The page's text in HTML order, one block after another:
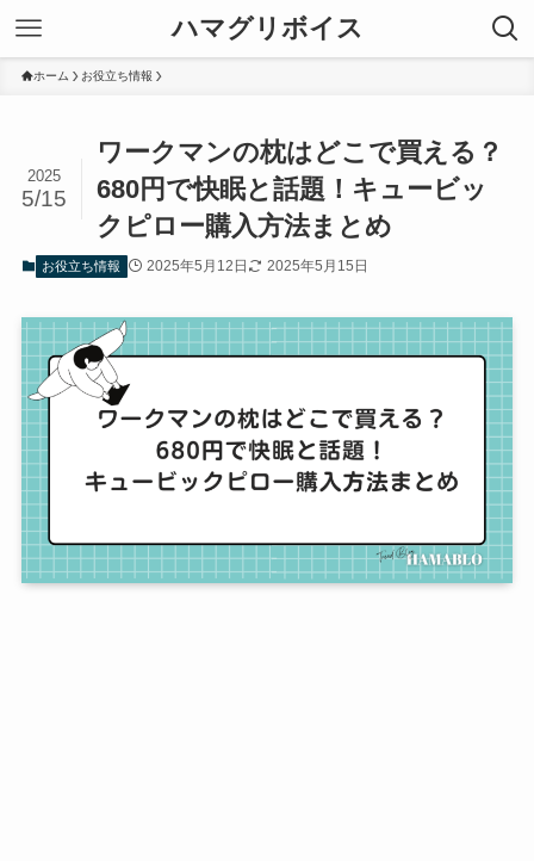
ハマグリボイス
ホーム お役立ち情報
ワークマンの枕はどこで買える？
680円で快眠と話題！キュービッ
クピロー購入方法まとめ
2025
5/15
お役立ち情報 2025年5月12日 2025年5月15日